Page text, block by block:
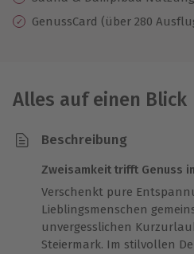
GenussCard (über 280
Alles auf einen Blick
Beschreibung
Zweisamkeit trifft Genuss
Verschenkt pure
Lieblingsmenschen
unvergesslichen
Steiermark. Im stilvollen